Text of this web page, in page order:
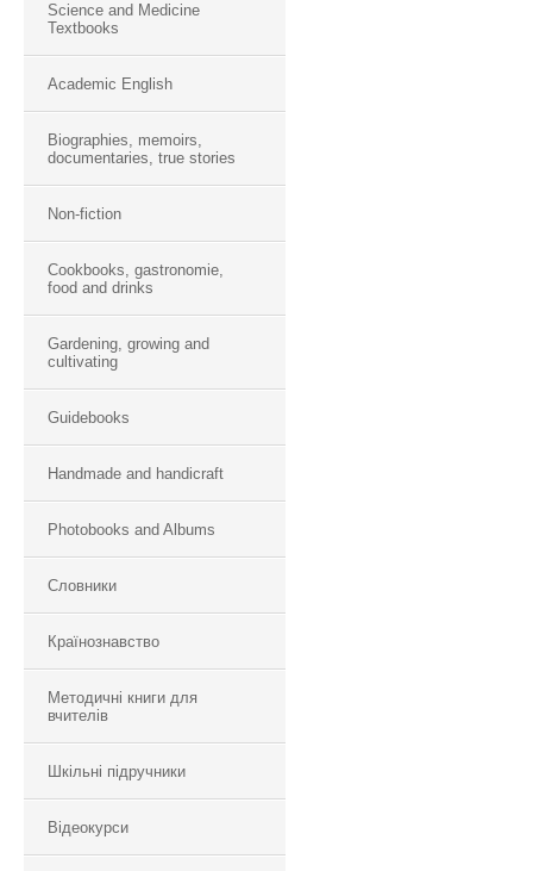
Science and Medicine
Textbooks
Academic English
Biographies, memoirs,
documentaries, true stories
Non-fiction
Cookbooks, gastronomie,
food and drinks
Gardening, growing and
cultivating
Guidebooks
Handmade and handicraft
Photobooks and Albums
Словники
Країнознавство
Методичні книги для
вчителів
Шкільні підручники
Відеокурси